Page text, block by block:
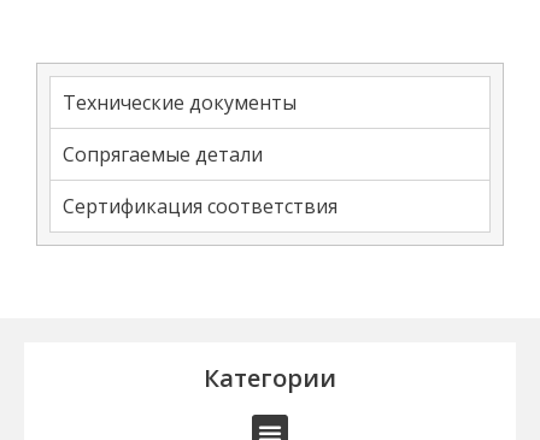
Технические документы
Сопрягаемые детали
Сертификация соответствия
Категории